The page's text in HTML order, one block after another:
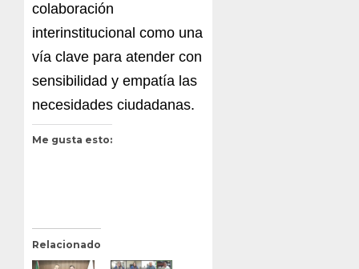
co laboración
interinstitucional como una
vía clave para atender con
sensibilidad y empatía las
necesidades ciudadanas.
Me gusta esto:
Relacionado